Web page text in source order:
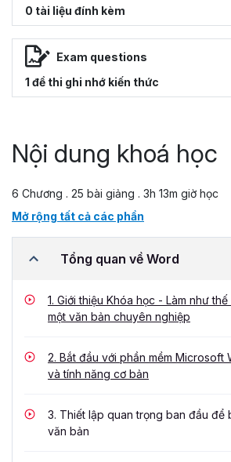
0 tài liệu đính kèm
Exam questions
1 đề thi ghi nhớ kiến thức
Nội dung khoá học
6 Chương . 25 bài giảng . 3h 13m giờ học
Mở rộng tất cả các phần
Tổng quan về Word
1. Giới thiệu Khóa học - Làm như
một văn bản chuyên nghiệp
2. Bắt đầu với phần mềm Microsoft
và tính năng cơ bản
3. Thiết lập quan trọng ban đầu để
văn bản